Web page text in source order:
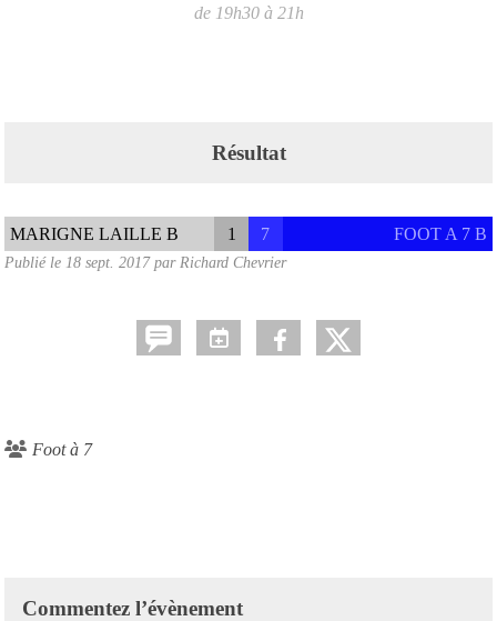
de 19h30 à 21h
Résultat
MARIGNE LAILLE B 1 7 FOOT A 7 B
Publié le 18 sept. 2017par Richard Chevrier
Foot à 7
Commentez l’évènement